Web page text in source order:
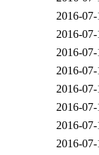
2016-
2016-
2016-
2016-
2016-
2016-
2016-
2016-